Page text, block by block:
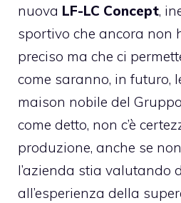
nuova LF-LC Concept,
sportivo che ancora non
preciso ma che ci
come saranno, in futuro,
maison nobile del
come detto, non c’è
produzione, anche se
l’azienda stia valutando
all’esperienza della